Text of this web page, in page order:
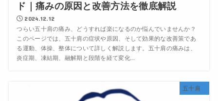
ド｜痛みの原因と改善方法を徹底解説
2024.12.12
つらい五十肩の痛み、どうすれば楽になるのか悩んでいませんか？
このページでは、五十肩の症状や原因、そして効果的な改善策であ
る運動、体操、整体について詳しく解説します。五十肩の痛みは、
炎症期、凍結期、融解期と段階を経て変化...
五十肩